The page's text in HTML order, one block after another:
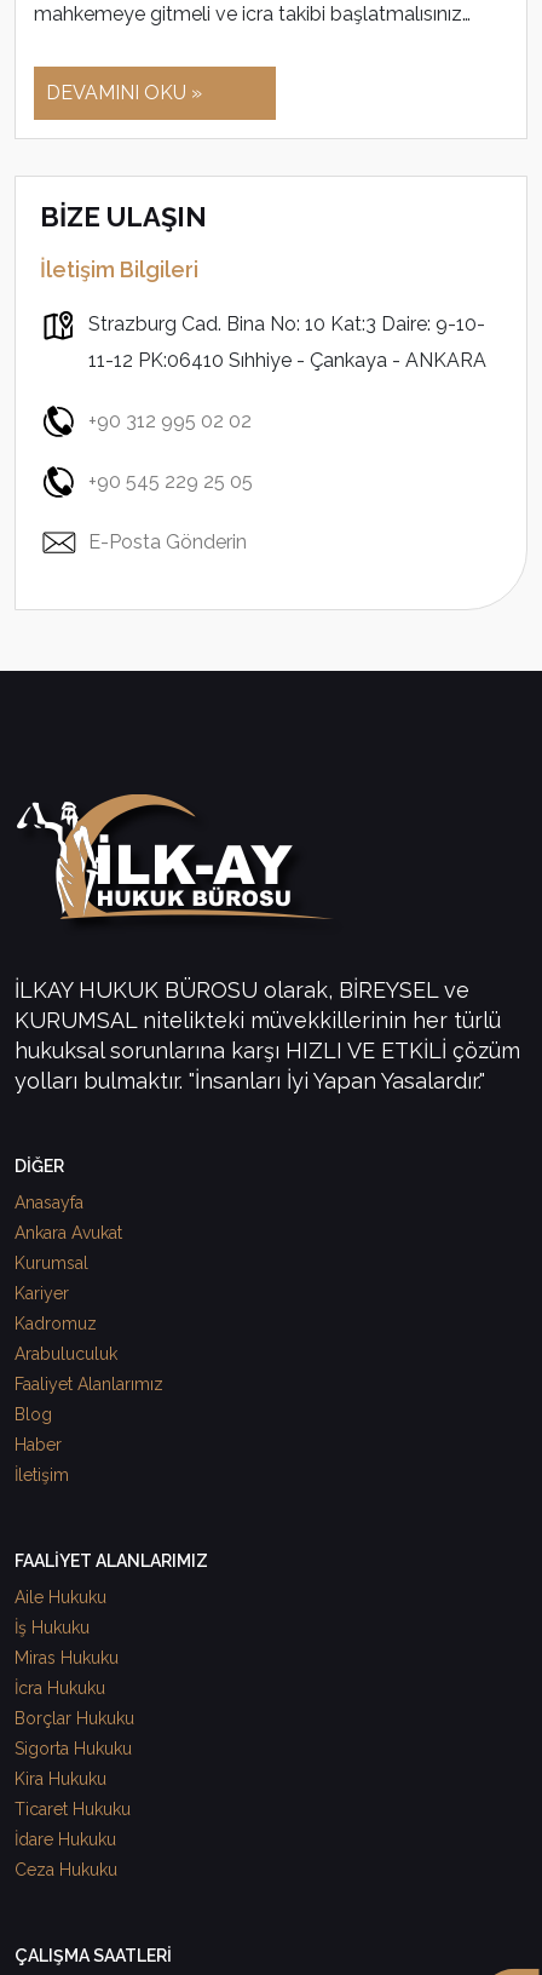
mahkemeye gitmeli ve icra takibi başlatmalısınız…
DEVAMINI OKU »
BİZE ULAŞIN
İletişim Bilgileri
Strazburg Cad. Bina No: 10 Kat:3 Daire: 9-10-
11-12 PK:06410 Sıhhiye - Çankaya - ANKARA
+90 312 995 02 02
+90 545 229 25 05
E-Posta Gönderin
İLKAY HUKUK BÜROSU olarak, BİREYSEL ve
KURUMSAL nitelikteki müvekkillerinin her türlü
hukuksal sorunlarına karşı HIZLI VE ETKİLİ çözüm
yolları bulmaktır. "İnsanları İyi Yapan Yasalardır."
DİĞER
Anasayfa
Ankara Avukat
Kurumsal
Kariyer
Kadromuz
Arabuluculuk
Faaliyet Alanlarımız
Blog
Haber
İletişim
FAALİYET ALANLARIMIZ
Aile Hukuku
İş Hukuku
Miras Hukuku
İcra Hukuku
Borçlar Hukuku
Sigorta Hukuku
Kira Hukuku
Ticaret Hukuku
İdare Hukuku
Ceza Hukuku
ÇALIŞMA SAATLERİ